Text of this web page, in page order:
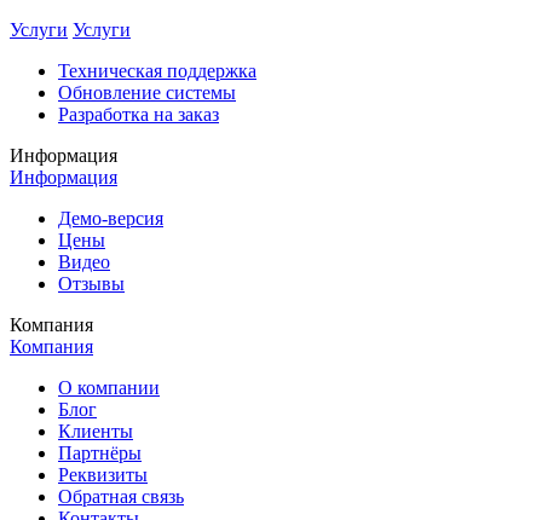
Услуги Услуги
Техническая поддержка
Обновление системы
Разработка на заказ
Информация
Информация
Демо-версия
Цены
Видео
Отзывы
Компания
Компания
О компании
Блог
Клиенты
Партнёры
Реквизиты
Обратная связь